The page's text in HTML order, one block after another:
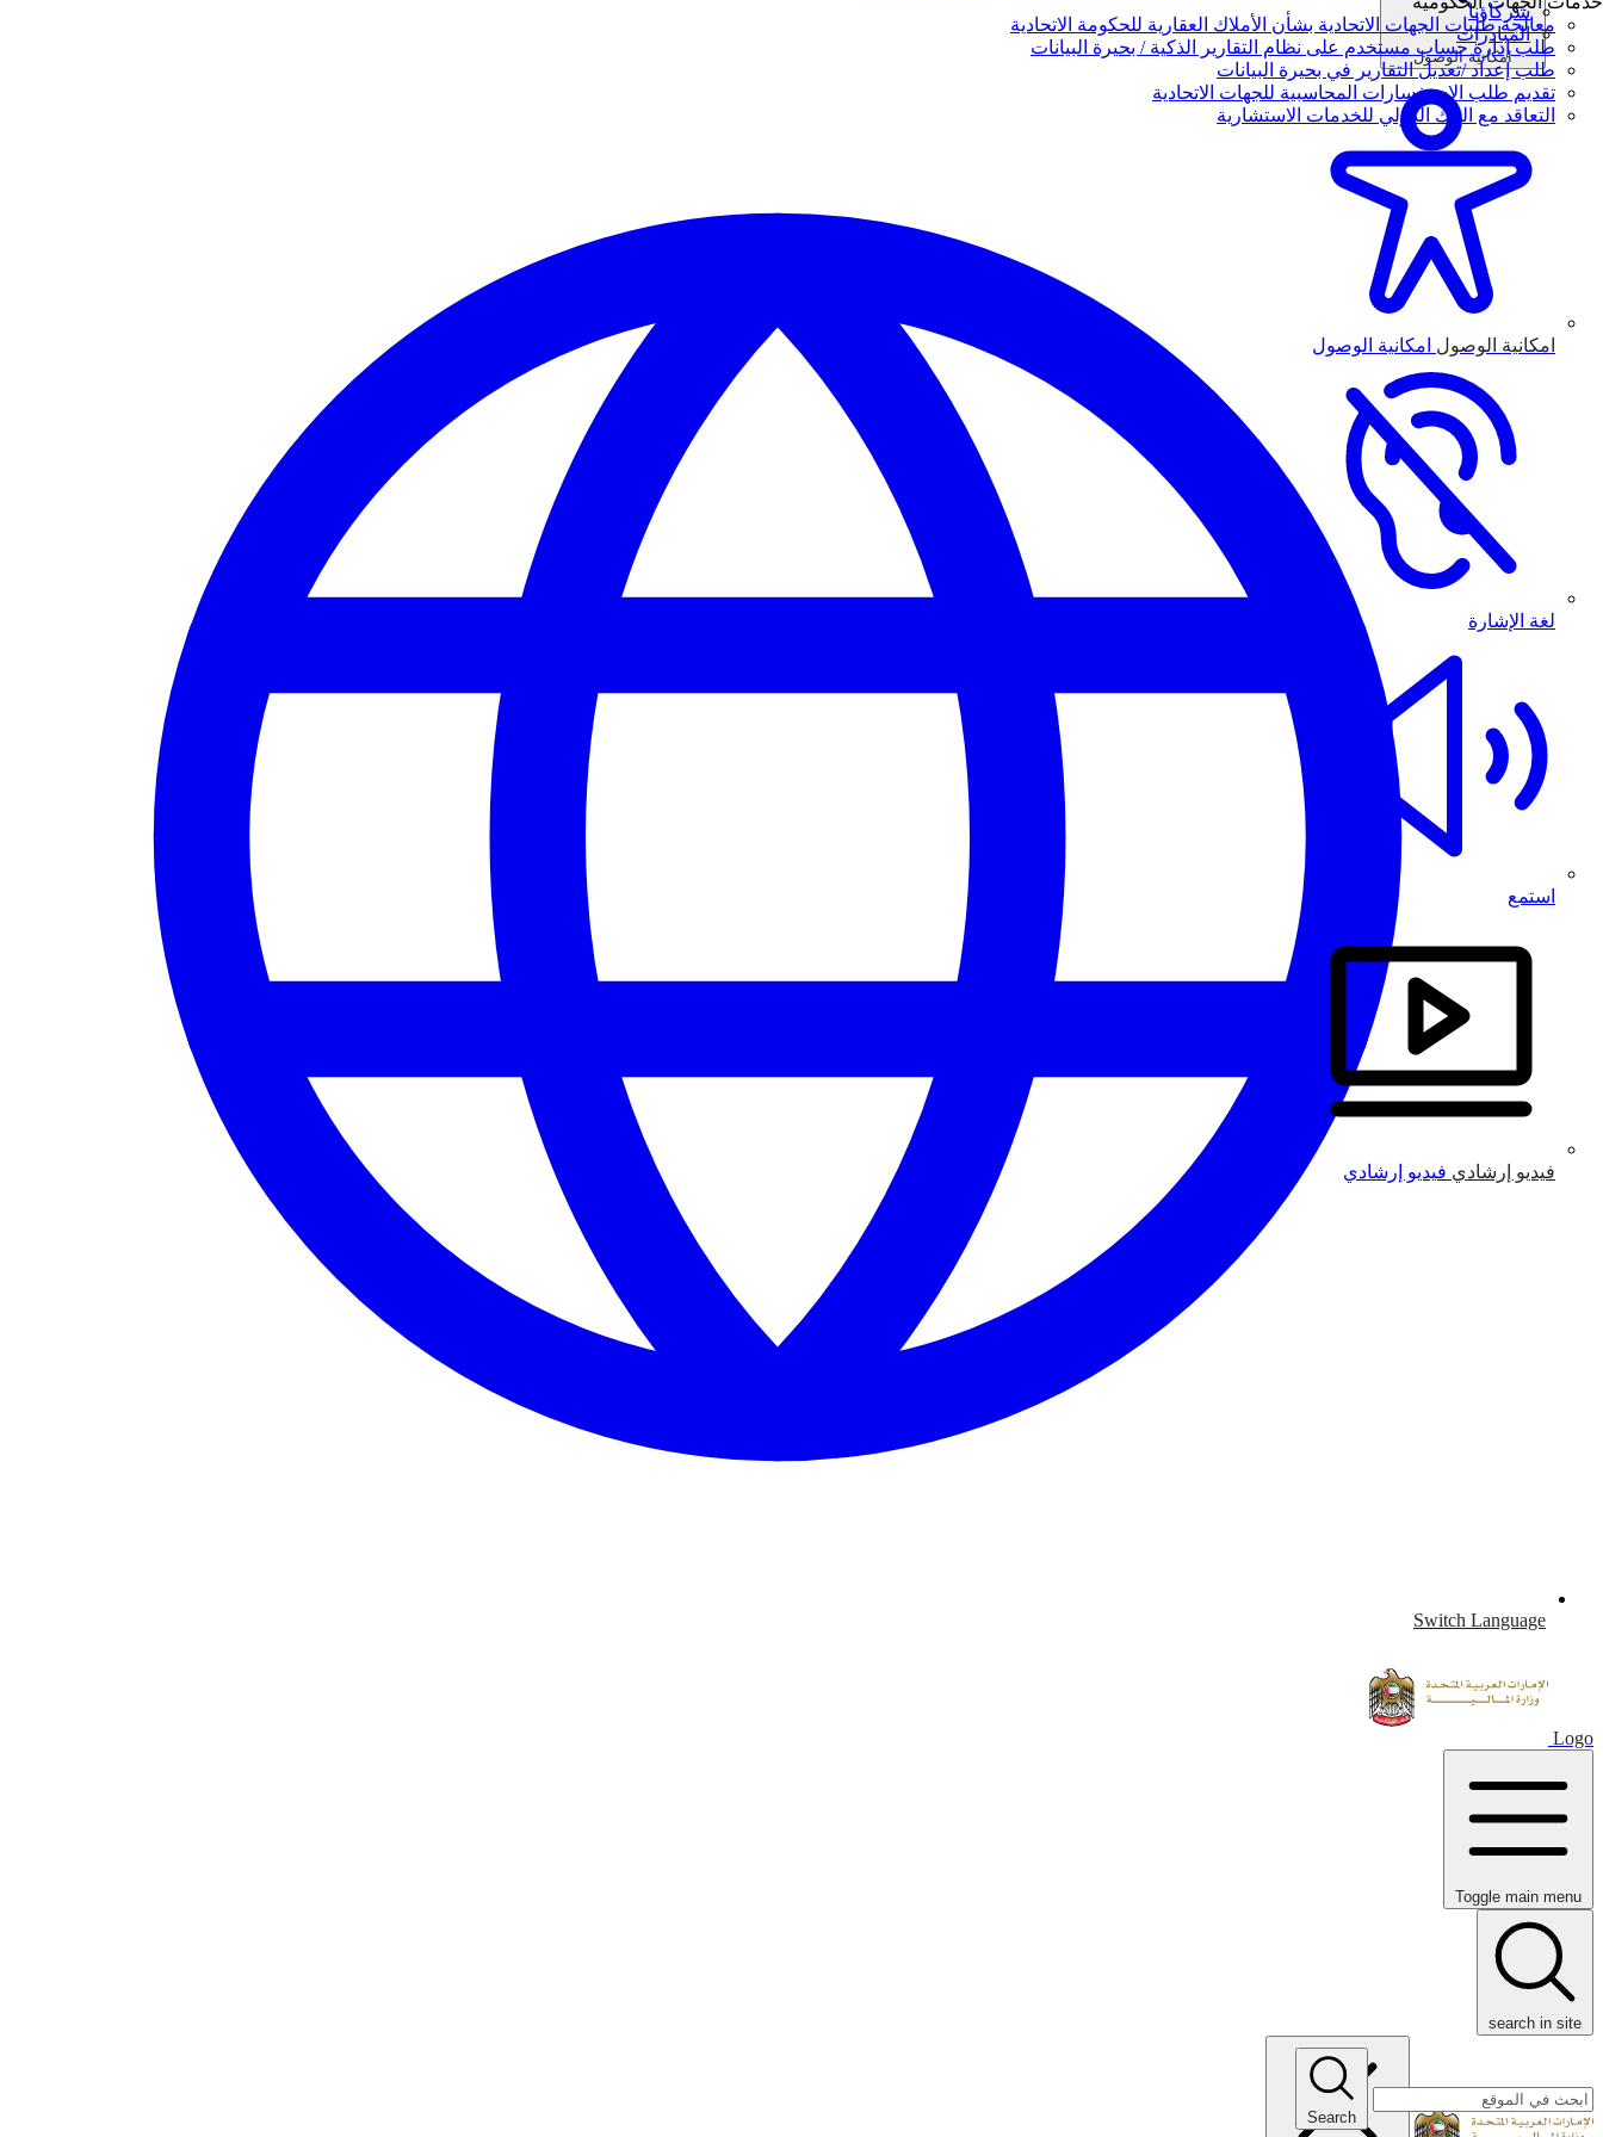
معالجة طلبات الجهات الاتحادية بشأن الأملاك العقارية للحكومة الاتحادية
طلب إدارة حساب مستخدم على نظام التقارير الذكية / بحيرة البيانات
طلب إعداد /تعديل التقارير في بحيرة البيانات
تقديم طلب الاستفسارات المحاسبية للجهات الاتحادية
التعاقد مع البنك الدولي للخدمات الاستشارية
شركاؤنا
المبادرات
امكانية الوصول
امكانية الوصول امكانية الوصول
لغة الإشارة
استمع
فيديو إرشادي فيديو إرشادي
Switch Language
Logo
Toggle main menu
search in site
Search